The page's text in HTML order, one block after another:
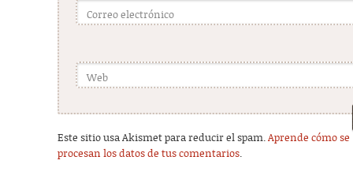
Correo electrónico
Web
Este sitio usa Akismet para reducir el spam.Aprende cómo se
procesan los datos de tus comentarios.